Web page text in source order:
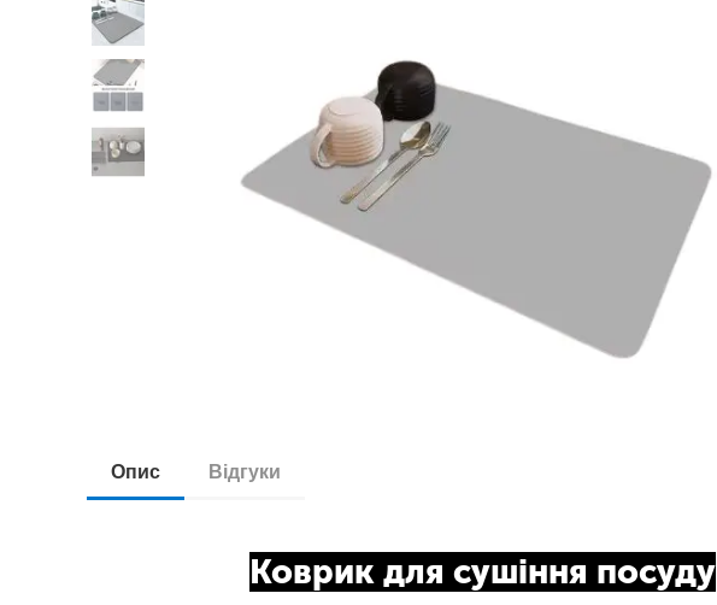
Опис Відгуки
Коврик для сушіння посуду